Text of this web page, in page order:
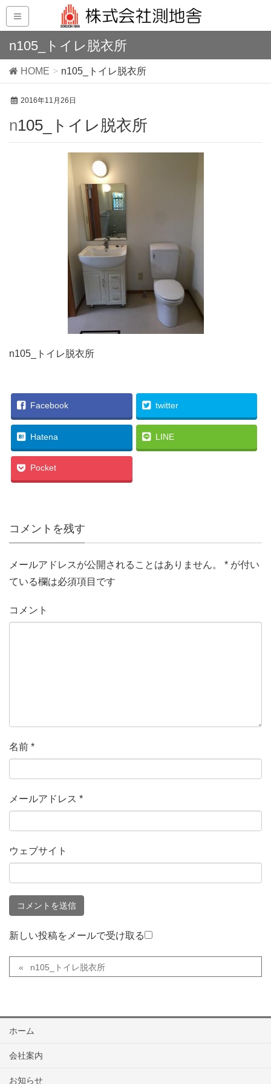
n105_トイレ脱衣所
HOME n105_トイレ脱衣所
2016年11月26日
n105_トイレ脱衣所
n105_トイレ脱衣所
Facebook twitter
Hatena LINE
Pocket
コメントを残す
メールアドレスが公開されることはありません。 * が付い
ている欄は必須項目です
コメント
名前 *
メールアドレス *
ウェブサイト
新しい投稿をメールで受け取る
n105_トイレ脱衣所
ホーム
会社案内
お知らせ